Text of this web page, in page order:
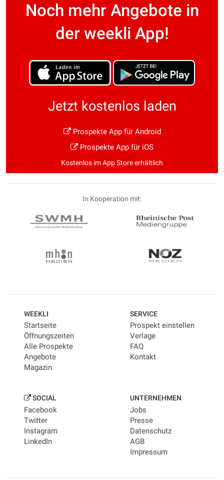
Noch mehr Angebote in
der weekli App!
Jetzt kostenlos laden
Prospekte App für Android
Prospekte App für iOS
Kostenlos im App Store erhältlich
In Kooperation mit:
WEEKLI
Startseite
Öffnungszeiten
Alle Prospekte
Angebote
Magazin
SERVICE
Prospekt einstellen
Verlage
FAQ
Kontakt
SOCIAL
Facebook
Twitter
Instagram
LinkedIn
UNTERNEHMEN
Jobs
Presse
Datenschutz
AGB
Impressum